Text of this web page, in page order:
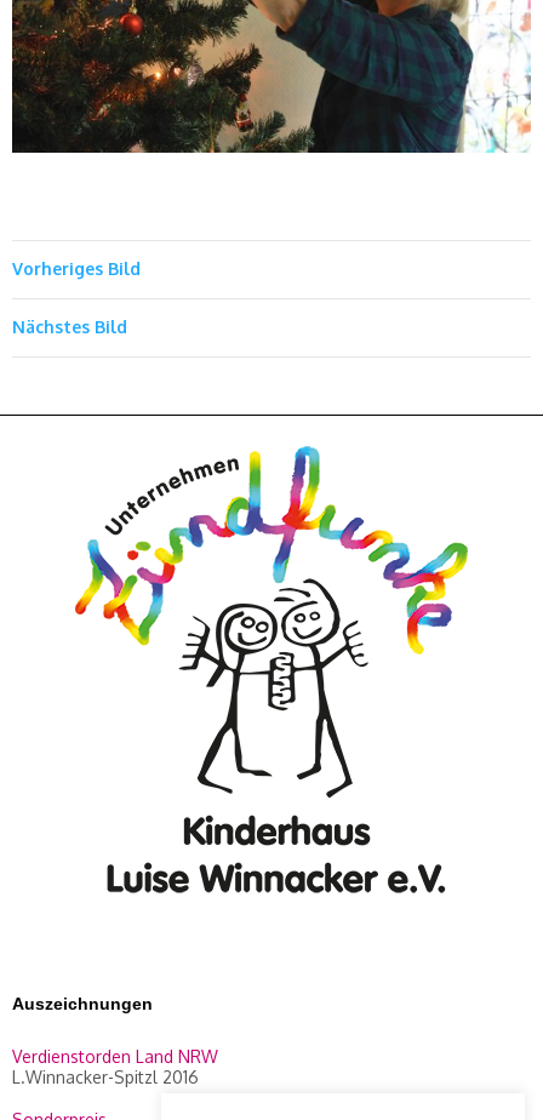
Vorheriges Bild
Nächstes Bild
Auszeichnungen
Verdienstorden Land NRW
L.Winnacker-Spitzl 2016